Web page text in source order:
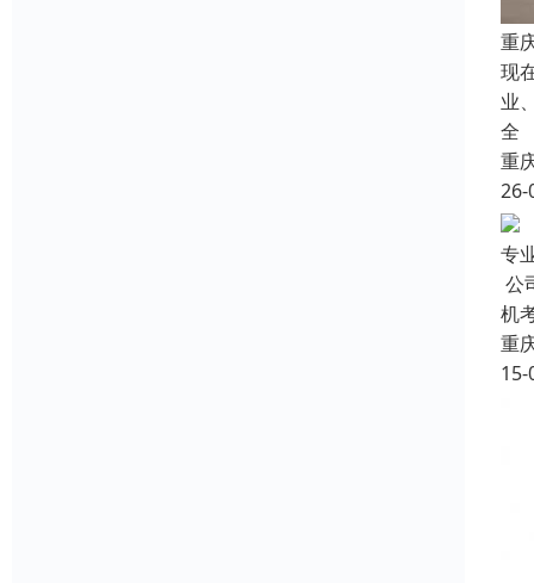
重
现
业
全
重
26-
专
公
机
重
15-